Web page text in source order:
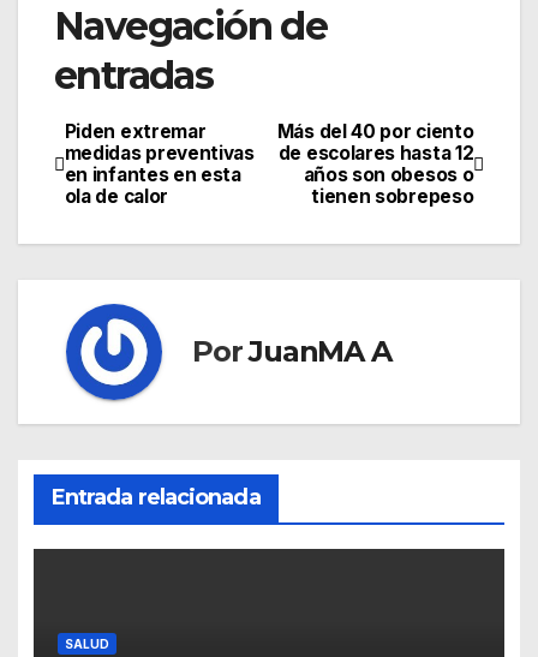
Navegación de
entradas
Más del 40 por ciento
de escolares hasta 12
años son obesos o
tienen sobrepeso
Piden extremar
medidas preventivas
en infantes en esta
ola de calor
PorJuanMA A
Entrada relacionada
SALUD